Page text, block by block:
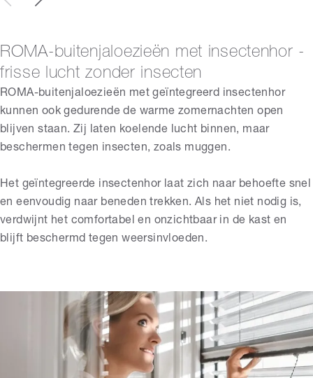
ROMA-buitenjaloezieën met insectenhor -
frisse lucht zonder insecten
ROMA-buitenjaloezieën met geïntegreerd insectenhor
kunnen ook gedurende de warme zomernachten open
blijven staan. Zij laten koelende lucht binnen, maar
beschermen tegen insecten, zoals muggen.
Het geïntegreerde insectenhor laat zich naar behoefte snel
en eenvoudig naar beneden trekken. Als het niet nodig is,
verdwijnt het comfortabel en onzichtbaar in de kast en
blijft beschermd tegen weersinvloeden.